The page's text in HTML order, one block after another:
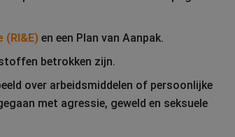
(RI&E) en een Plan van Aanpak.
betrokken zijn.
over arbeidsmiddelen of persoonlijke
met agressie, geweld en seksuele